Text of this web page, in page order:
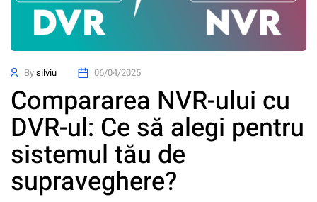
Bysilviu 06/04/2025
Compararea NVR-ului cu
DVR-ul: Ce să alegi pentru
sistemul tău de
supraveghere?